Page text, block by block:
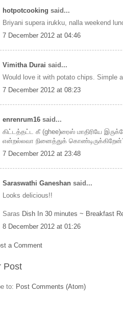
hotpotcooking said...
Briyani supera irukku, nalla weekend
7 December 2012 at 04:46
Vimitha Durai said...
Would love it with potato chips. Simple
7 December 2012 at 08:23
enrenrum16 said...
கிட்டத்தட்ட கீ (ghee)ரைஸ் மாதிரியே
என்றல்லவா நினைத்துக்
7 December 2012 at 23:48
Saraswathi Ganeshan said...
Looks delicious!!
Saras Dish In 30 minutes ~ Breakfast
8 December 2012 at 01:26
a Comment
Post
to: Post Comments (Atom)